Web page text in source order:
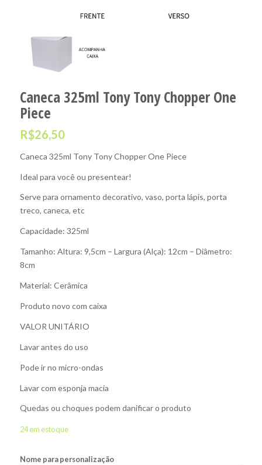
Caneca 325ml Tony Tony Chopper One
Piece
R$26,50
Caneca 325ml Tony Tony Chopper One Piece
Ideal para você ou presentear!
Serve para ornamento decorativo, vaso, porta lápis, porta
treco, caneca, etc
Capacidade: 325ml
Tamanho: Altura: 9,5cm – Largura (Alça): 12cm – Diâmetro:
8cm
Material: Cerâmica
Produto novo com caixa
VALOR UNITÁRIO
Lavar antes do uso
Pode ir no micro-ondas
Lavar com esponja macia
Quedas ou choques podem danificar o produto
24 em estoque
Nome para personalização